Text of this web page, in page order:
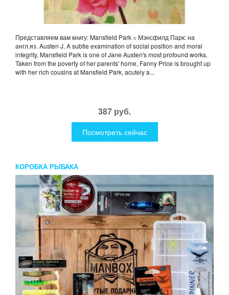
Представляем вам книгу: Mansfield Park = Мэнсфилд Парк: на
англ.яз. Austen J. A subtle examination of social position and moral
integrity, Mansfield Park is one of Jane Austen's most profound works.
Taken from the poverty of her parents' home, Fanny Price is brought up
with her rich cousins at Mansfield Park, acutely a...
387 руб.
Посмотреть сейчас
КОРОБКА РЫБАКА